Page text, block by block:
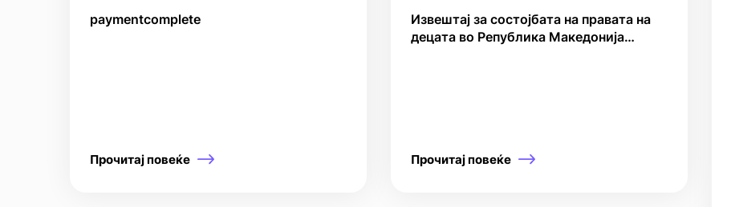
paymentcomplete
Прочитај повеќе
Извештај за состојбата на правата на
децата во Република Македонија
Прочитај повеќе